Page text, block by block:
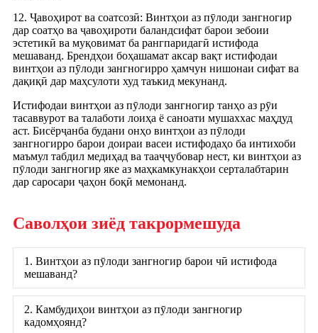
12. Ҷавоҳирот ва соатсозӣ: Винтҳои аз пӯлоди зангногир
дар соатҳо ва ҷавоҳироти баландсифат барои зебоии
эстетикӣ ва муқовимат ба рангпаридагӣ истифода
мешаванд. Брендҳои боҳашамат аксар вақт истифодаи
винтҳои аз пӯлоди зангногирро ҳамчун нишонаи сифат ва
дақиқӣ дар маҳсулоти худ таъкид мекунанд.
Истифодаи винтҳои аз пӯлоди зангногир танҳо аз рӯи
тасаввурот ва талаботи лоиҳа ё саноати мушаххас маҳдуд
аст. Бисёрҷанба будани онҳо винтҳои аз пӯлоди
зангногирро барои доираи васеи истифодаҳо ба интихоби
маъмул табдил медиҳад ва тааҷҷубовар нест, ки винтҳои аз
пӯлоди зангногир яке аз маҳкамкунакҳои серталабтарин
дар саросари ҷаҳон боқӣ мемонанд.
Саволҳои зиёд такрормешуда
1. Винтҳои аз пӯлоди зангногир барои чӣ истифода
мешаванд?
2. Камбудиҳои винтҳои аз пӯлоди зангногир
кадомҳоянд?